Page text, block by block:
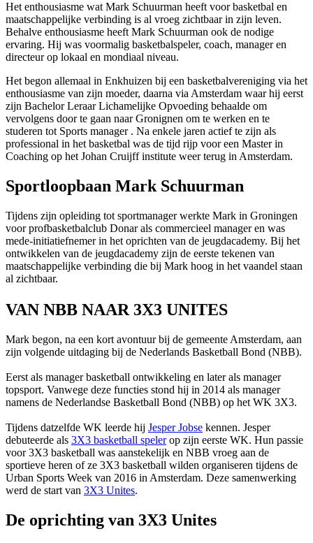
Het enthousiasme wat Mark Schuurman heeft voor basketbal en
maatschappelijke verbinding is al vroeg zichtbaar in zijn leven.
Behalve enthousiasme heeft Mark Schuurman ook de nodige
ervaring. Hij was voormalig basketbalspeler, coach, manager en
directeur op lokaal en mondiaal niveau.
Het begon allemaal in Enkhuizen bij een basketbalvereniging via het
enthousiasme van zijn moeder, daarna via Amsterdam waar hij eerst
zijn Bachelor Leraar Lichamelijke Opvoeding behaalde om
vervolgens door te gaan naar Gronignen om te werken en te
studeren tot Sports manager . Na enkele jaren actief te zijn als
professional in het basketbal was de tijd rijp voor een Master in
Coaching op het Johan Cruijff institute weer terug in Amsterdam.
Sportloopbaan Mark Schuurman
Tijdens zijn opleiding tot sportmanager werkte Mark in Groningen
voor profbasketbalclub Donar als commercieel manager en was
mede-initiatiefnemer in het oprichten van de jeugdacademy. Bij het
ontwikkelen van de jeugdacademy zijn de eerste tekenen van
maatschappelijke verbinding die bij Mark hoog in het vaandel staan
al zichtbaar.
VAN NBB NAAR 3X3 UNITES
Mark begon, na een kort avontuur bij de gemeente Amsterdam, aan
zijn volgende uitdaging bij de Nederlands Basketball Bond (NBB).
Eerst als manager basketball ontwikkeling en later als manager
topsport. Vanwege deze functies stond hij in 2014 als manager
namens de Nederlandse Basketball Bond (NBB) op het WK 3X3.
Tijdens datzelfde WK leerde hij Jesper Jobse kennen. Jesper
debuteerde als 3X3 basketball spelerop zijn eerste WK. Hun passie
voor 3X3 basketball was aanstekelijk en NBB vroeg aan de
sportieve heren of ze 3X3 basketball wilden organiseren tijdens de
Urban Sports Week van 2016 in Amsterdam. Deze samenwerking
werd de start van 3X3 Unites.
De oprichting van 3X3 Unites